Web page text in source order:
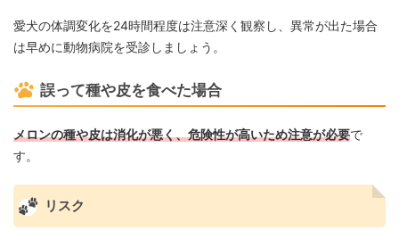
愛犬の体調変化を24時間程度は注意深く観察し、異常が出た場合
は早めに動物病院を受診しましょう。
誤って種や皮を食べた場合
メロンの種や皮は消化が悪く、危険性が高いため注意が必要で
す。
リスク